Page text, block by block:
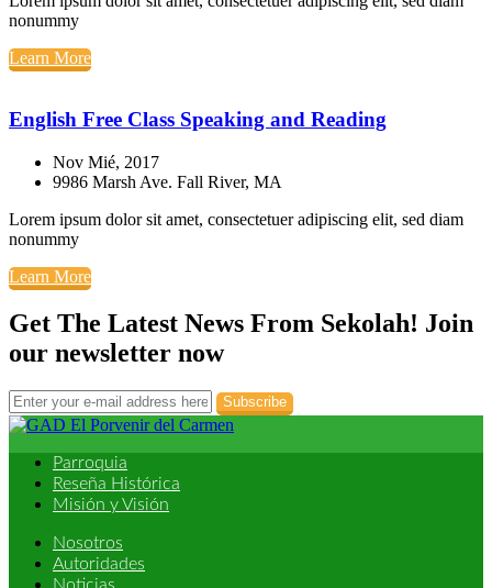
nonummy
Learn More
English Free Class Speaking and Reading
Nov Mié, 2017
9986 Marsh Ave. Fall River, MA
Lorem ipsum dolor sit amet, consectetuer adipiscing elit, sed diam
nonummy
Learn More
Get The Latest News From Sekolah! Join
our newsletter now
Subscribe
Parroquia
Reseña Histórica
Misión y Visión
Nosotros
Autoridades